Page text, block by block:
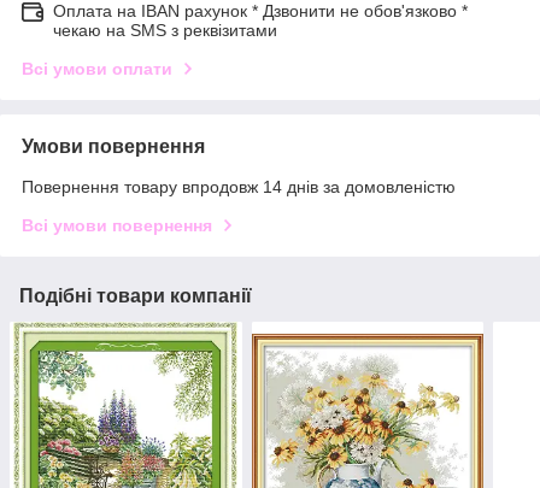
Оплата на IBAN рахунок * Дзвонити не обов'язково *
чекаю на SMS з реквізитами
Всі умови оплати
Умови повернення
Повернення товару впродовж 14 днів за домовленістю
Всі умови повернення
Подібні товари компанії